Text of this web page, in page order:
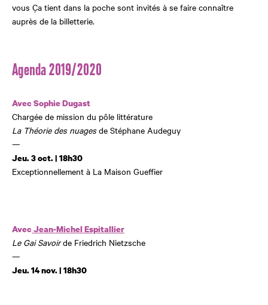
vous Ça tient dans la poche sont invités à se faire connaître
auprès de la billetterie.
Agenda 2019/2020
Avec Sophie Dugast
Chargée de mission du pôle littérature
La Théorie des nuagesde Stéphane Audeguy
—
Jeu. 3 oct. | 18h30
Exceptionnellement à La Maison Gueffier
Avec Jean-Michel Espitallier
Le Gai Savoirde Friedrich Nietzsche
—
Jeu. 14 nov. | 18h30